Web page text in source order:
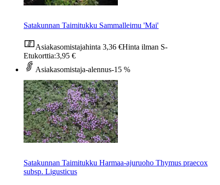
Satakunnan Taimitukku Sammalleimu 'Mai'
Asiakasomistajahinta 3,36 €Hinta ilman S-
Etukorttia:3,95 €
Asiakasomistaja-alennus-15 %
Satakunnan Taimitukku Harmaa-ajuruoho Thymus praecox
subsp. Ligusticus